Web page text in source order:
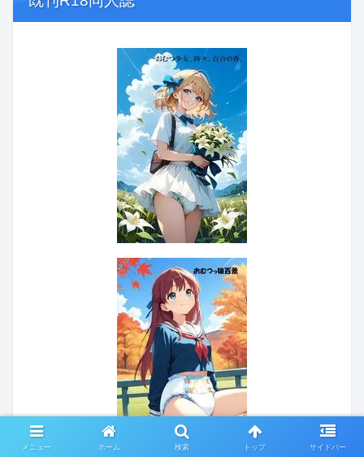
メニュー ホーム 検索 トップ サイドバー